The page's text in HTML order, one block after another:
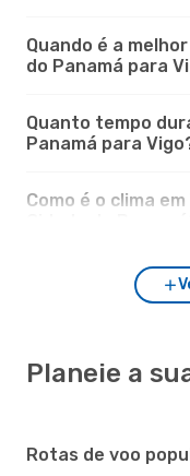
Quando é a
do Panamá para
Quanto tempo
Panamá para
Como é o clima
Planeie a
Rotas de voo